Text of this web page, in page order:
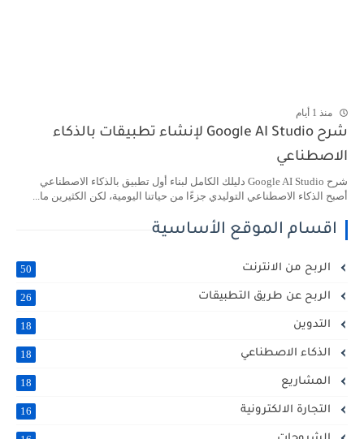
منذ 1 أيام
شرح Google AI Studio لإنشاء تطبيقات بالذكاء
الاصطناعي
شرح Google AI Studio دليلك الكامل لبناء أول تطبيق بالذكاء الاصطناعي
أصبح الذكاء الاصطناعي التوليدي جزءًا من حياتنا اليومية، لكن الكثيرين ما...
اقسام الموقع الأساسية
الربح من الانترنت 50
الربح عن طريق التطبيقات 26
التدوين 18
الذكاء الاصطناعي 18
المشاريع 18
التجارة الالكترونية 16